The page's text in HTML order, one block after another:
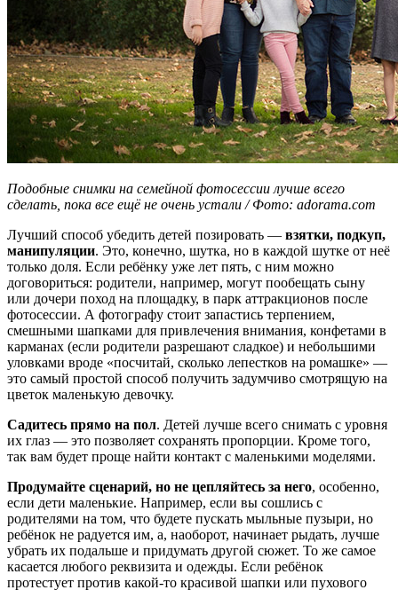
Подобные снимки на семейной фотосессии лучше всего
сделать, пока все ещё не очень устали / Фото: adorama.com
Лучший способ убедить детей позировать — взятки, подкуп,
манипуляции. Это, конечно, шутка, но в каждой шутке от неё
только доля. Если ребёнку уже лет пять, с ним можно
договориться: родители, например, могут пообещать сыну
или дочери поход на площадку, в парк аттракционов после
фотосессии. А фотографу стоит запастись терпением,
смешными шапками для привлечения внимания, конфетами в
карманах (если родители разрешают сладкое) и небольшими
уловками вроде «посчитай, сколько лепестков на ромашке» —
это самый простой способ получить задумчиво смотрящую на
цветок маленькую девочку.
Садитесь прямо на пол. Детей лучше всего снимать с уровня
их глаз — это позволяет сохранять пропорции. Кроме того,
так вам будет проще найти контакт с маленькими моделями.
Продумайте сценарий, но не цепляйтесь за него, особенно,
если дети маленькие. Например, если вы сошлись с
родителями на том, что будете пускать мыльные пузыри, но
ребёнок не радуется им, а, наоборот, начинает рыдать, лучше
убрать их подальше и придумать другой сюжет. То же самое
касается любого реквизита и одежды. Если ребёнок
протестует против какой-то красивой шапки или пухового